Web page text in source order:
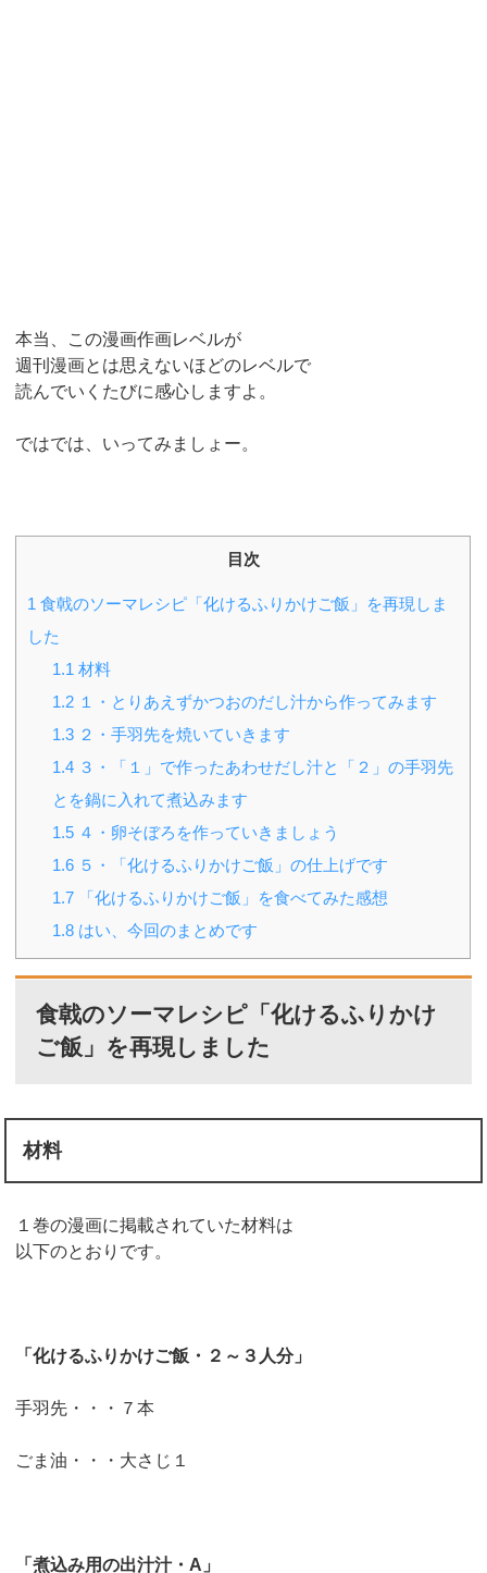
本当、この漫画作画レベルが
週刊漫画とは思えないほどのレベルで
読んでいくたびに感心しますよ。
ではでは、いってみましょー。
目次
1 食戟のソーマレシピ「化けるふりかけご飯」を再現しま
した
1.1 材料
1.2 １・とりあえずかつおのだし汁から作ってみます
1.3 ２・手羽先を焼いていきます
1.4 ３・「１」で作ったあわせだし汁と「２」の手羽先
とを鍋に入れて煮込みます
1.5 ４・卵そぼろを作っていきましょう
1.6 ５・「化けるふりかけご飯」の仕上げです
1.7 「化けるふりかけご飯」を食べてみた感想
1.8 はい、今回のまとめです
食戟のソーマレシピ「化けるふりかけ
ご飯」を再現しました
材料
１巻の漫画に掲載されていた材料は
以下のとおりです。
「化けるふりかけご飯・２～３人分」
手羽先・・・７本
ごま油・・・大さじ１
「煮込み用の出汁汁・A」